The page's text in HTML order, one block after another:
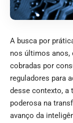
A busca por
nos últimos anos,
cobradas por
reguladores para
desse contexto, a
poderosa na
avanço da